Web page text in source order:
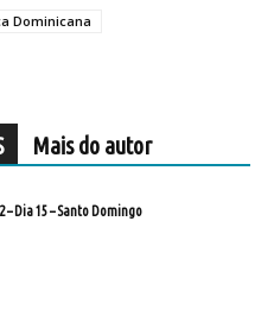
Dominicana
Mais do autor
– Dia 15 – Santo Domingo